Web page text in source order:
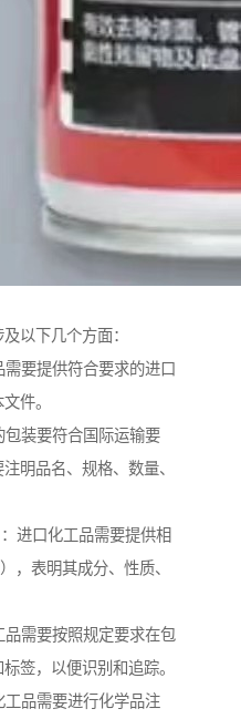
以下几个方面：
要提供符合要求的进口
件。
装要符合国际运输要
明品名、规格、数量、
进口化工品需要提供相
，表明其成分、性质、
需要按照规定要求在包
签，以便识别和追踪。
品需要进行化学品注